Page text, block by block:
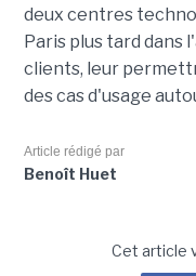
deux centres
Paris plus tard dans
clients, leur
des cas d'usage
Article rédigé par
Benoît Huet
Cet article